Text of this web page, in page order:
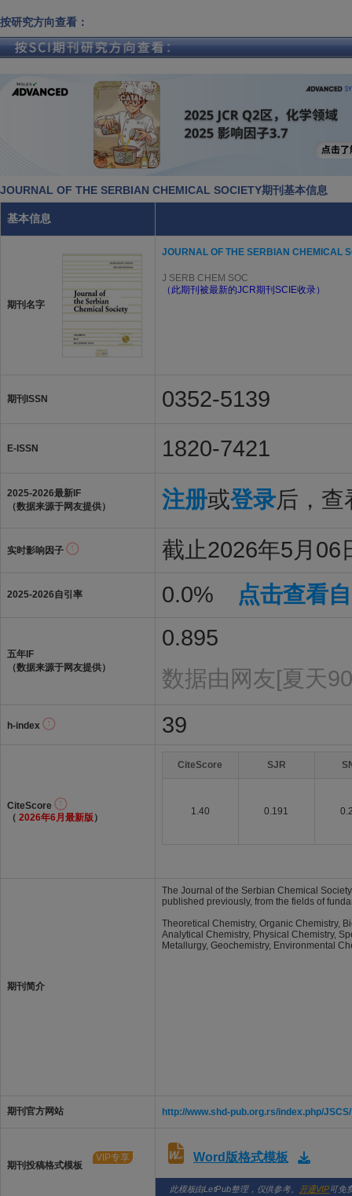
按研究方向查看：
JOURNAL OF THE SERBIAN CHEMICAL SOCIETY期刊基本信息
基本信息
期刊名字
JOURNAL OF THE SERBIAN CHEMICAL
J SERB CHEM SOC
（此期刊被最新的JCR期刊SCIE收录）
期刊ISSN 0352-5139
E-ISSN 1820-7421
2025-2026最新IF
（数据来源于网友提供）
注册或登录后，查
实时影响因子 截止2026年5月06
2025-2026自引率 0.0% 点击查看
五年IF
（数据来源于网友提供）
0.895
数据由网友[夏天
h-index 39
CiteScore
（ 2026年6月最新版 ）
CiteScore SJR
1.40 0.191
期刊简介
The Journal of the Serbian Chemical
published previously, from the fields of
Theoretical Chemistry, Organic Chemistry,
Analytical Chemistry, Physical Chemistry,
Metallurgy, Geochemistry, Environmental
期刊官方网站 http://www.shd-pub.org.rs/index.php/JSCS/
期刊投稿格式模板
VIP专享 Word版格式模板
此模板由LetPub整理，仅供参考。 开通VIP可免